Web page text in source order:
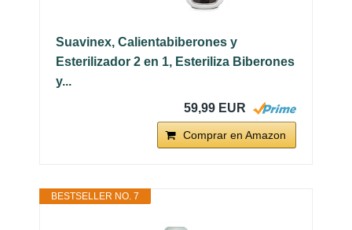
Suavinex, Calientabiberones y
Esterilizador 2 en 1, Esteriliza Biberones
y...
59,99 EUR
Comprar en Amazon
BESTSELLER NO. 7